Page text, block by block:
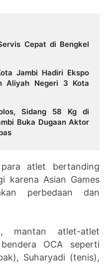
Cepat di Bengkel
Jambi Hadiri Ekspo
Aliyah Negeri 3 Kota
Sidang 58 Kg di
Buka Dugaan Aktor
atlet bertanding
karena Asian Games
perbedaan dan
mantan atlet-atlet
OCA seperti
Suharyadi (tenis),